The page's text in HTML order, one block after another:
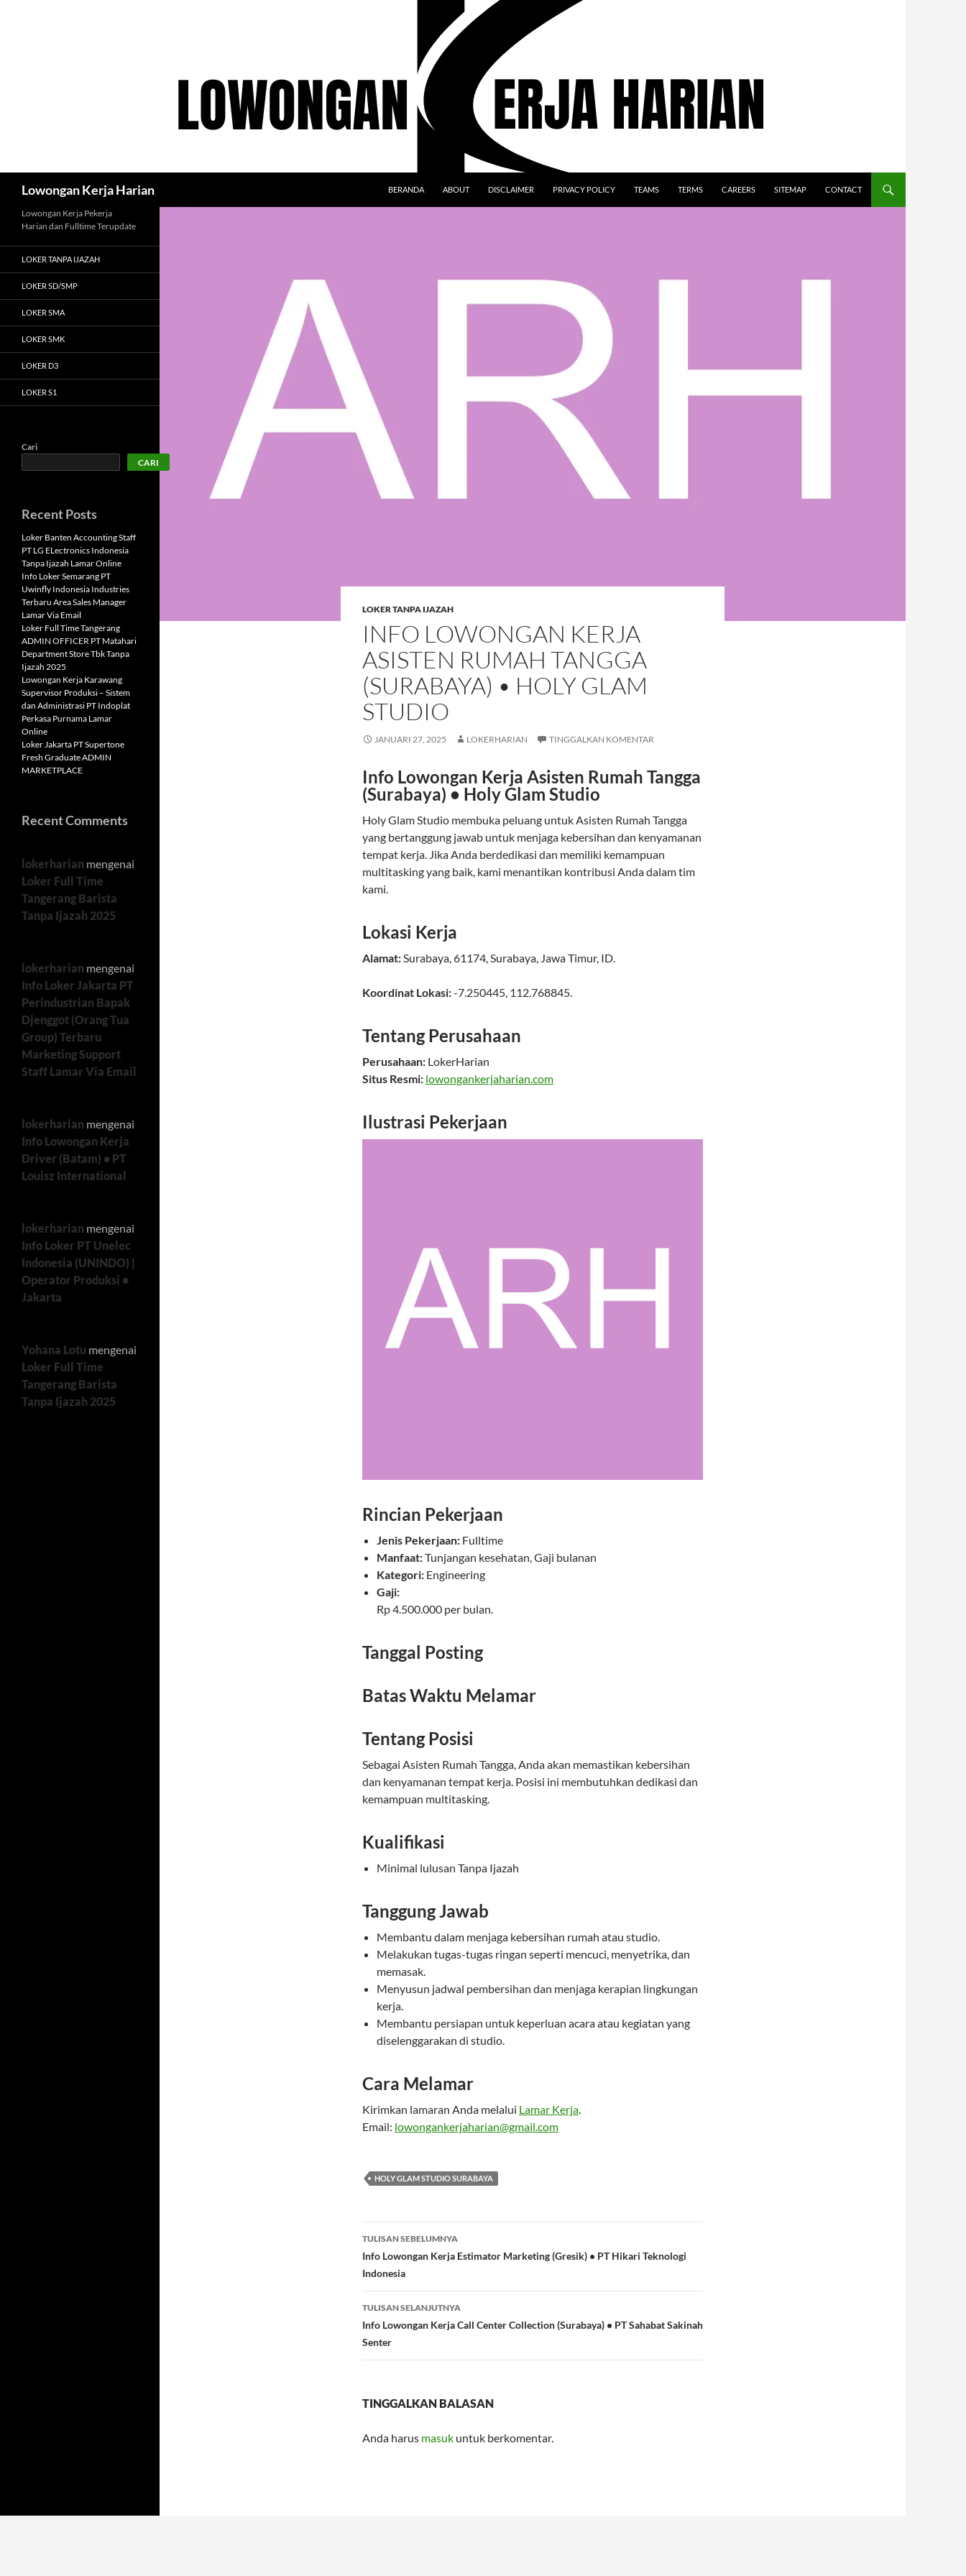
Lowongan Kerja Harian BERANDA ABOUT DISCLAIMER PRIVACY POLICY TEAMS TERMS CAREERS SITEMAP CONTACT
LOKER TANPA IJAZAH
INFO LOWONGAN KERJA
ASISTEN RUMAH TANGGA
(SURABAYA) • HOLY GLAM
STUDIO
JANUARI 27, 2025 LOKERHARIAN TINGGALKAN KOMENTAR
Info Lowongan Kerja Asisten Rumah Tangga
(Surabaya) • Holy Glam Studio
Holy Glam Studio membuka peluang untuk Asisten Rumah Tangga
yang bertanggung jawab untuk menjaga kebersihan dan kenyamanan
tempat kerja. Jika Anda berdedikasi dan memiliki kemampuan
multitasking yang baik, kami menantikan kontribusi Anda dalam tim
kami.
Lokasi Kerja
Alamat:Surabaya,61174,Surabaya, Jawa Timur, ID.
Koordinat Lokasi:-7.250445, 112.768845.
Tentang Perusahaan
Perusahaan: LokerHarian
Situs Resmi: lowongankerjaharian.com
Ilustrasi Pekerjaan
Rincian Pekerjaan
Jenis Pekerjaan: Fulltime
Manfaat:Tunjangan kesehatan, Gaji bulanan
Kategori: Engineering
Gaji:
Rp 4.500.000 per bulan.
Tanggal Posting
Batas Waktu Melamar
Tentang Posisi
Sebagai Asisten Rumah Tangga, Anda akan memastikan kebersihan
dan kenyamanan tempat kerja. Posisi ini membutuhkan dedikasi dan
kemampuan multitasking.
Kualifikasi
Minimal lulusan Tanpa Ijazah
Tanggung Jawab
Membantu dalam menjaga kebersihan rumah atau studio.
Melakukan tugas-tugas ringan seperti mencuci, menyetrika, dan
memasak.
Menyusun jadwal pembersihan dan menjaga kerapian lingkungan
kerja.
Membantu persiapan untuk keperluan acara atau kegiatan yang
diselenggarakan di studio.
Cara Melamar
Kirimkan lamaran Anda melalui Lamar Kerja.
Email: lowongankerjaharian@gmail.com
HOLY GLAM STUDIO SURABAYA
Navigasi
Tulisan
TULISAN SEBELUMNYA
Info Lowongan Kerja Estimator Marketing (Gresik) • PT Hikari Teknologi
Indonesia
TULISAN SELANJUTNYA
Info Lowongan Kerja Call Center Collection (Surabaya) • PT Sahabat Sakinah
Senter
TINGGALKAN BALASAN
Anda harus masuk untuk berkomentar.
Lowongan Kerja Pekerja
Harian dan Fulltime Terupdate
LOKER TANPA IJAZAH
LOKER SD/SMP
LOKER SMA
LOKER SMK
LOKER D3
LOKER S1
Cari
CARI
Recent Posts
Loker Banten Accounting Staff
PT LG ELectronics Indonesia
Tanpa Ijazah Lamar Online
Info Loker Semarang PT
Uwinfly Indonesia Industries
Terbaru Area Sales Manager
Lamar Via Email
Loker Full Time Tangerang
ADMIN OFFICER PT Matahari
Department Store Tbk Tanpa
Ijazah 2025
Lowongan Kerja Karawang
Supervisor Produksi – Sistem
dan Administrasi PT Indoplat
Perkasa Purnama Lamar
Online
Loker Jakarta PT Supertone
Fresh Graduate ADMIN
MARKETPLACE
Recent Comments
lokerharian mengenai
Loker Full Time
Tangerang Barista
Tanpa Ijazah 2025
lokerharian mengenai
Info Loker Jakarta PT
Perindustrian Bapak
Djenggot (Orang Tua
Group) Terbaru
Marketing Support
Staff Lamar Via Email
lokerharian mengenai
Info Lowongan Kerja
Driver (Batam) • PT
Louisz International
lokerharian mengenai
Info Loker PT Unelec
Indonesia (UNINDO) |
Operator Produksi •
Jakarta
Yohana Lotu mengenai
Loker Full Time
Tangerang Barista
Tanpa Ijazah 2025